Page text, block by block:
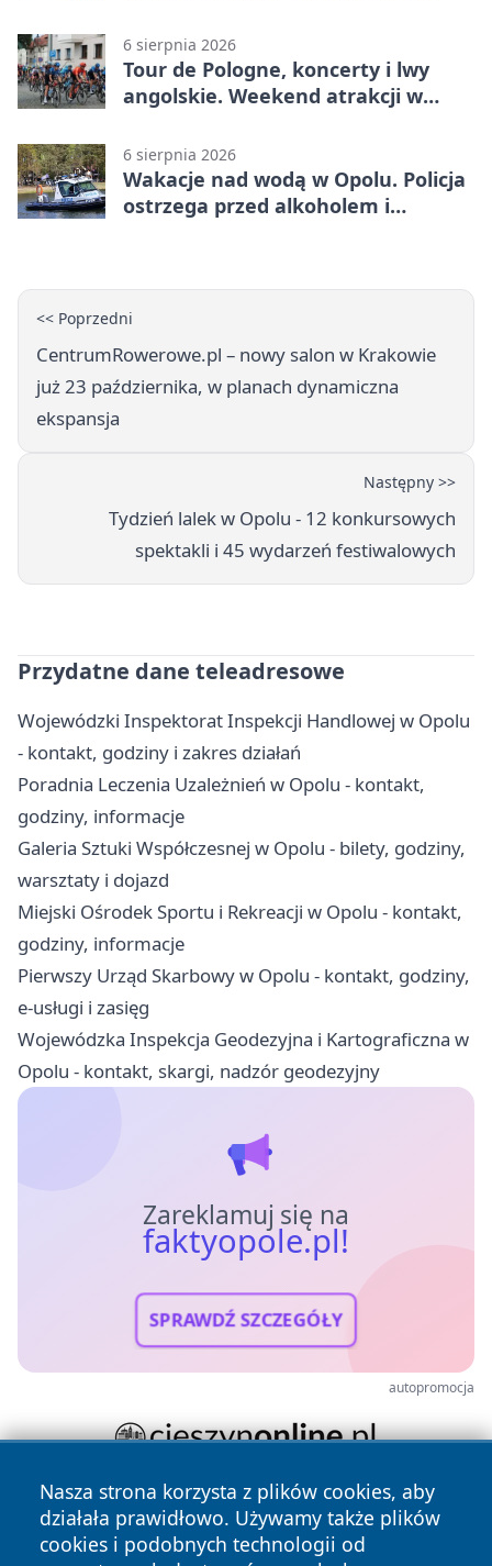
6 sierpnia 2026
Tour de Pologne, koncerty i lwy
angolskie. Weekend atrakcji w
6 sierpnia 2026
Wakacje nad wodą w Opolu. Policja
ostrzega przed alkoholem i
<< Poprzedni
CentrumRowerowe.pl – nowy salon w Krakowie
już 23 października, w planach dynamiczna
ekspansja
Następny >>
Tydzień lalek w Opolu - 12 konkursowych
spektakli i 45 wydarzeń festiwalowych
Przydatne dane teleadresowe
Wojewódzki Inspektorat Inspekcji Handlowej w Opolu
- kontakt, godziny i zakres działań
Poradnia Leczenia Uzależnień w Opolu - kontakt,
godziny, informacje
Galeria Sztuki Współczesnej w Opolu - bilety, godziny,
warsztaty i dojazd
Miejski Ośrodek Sportu i Rekreacji w Opolu - kontakt,
godziny, informacje
Pierwszy Urząd Skarbowy w Opolu - kontakt, godziny,
e-usługi i zasięg
Wojewódzka Inspekcja Geodezyjna i Kartograficzna w
Opolu - kontakt, skargi, nadzór geodezyjny
Zareklamuj się na
faktyopole.pl!
SPRAWDŹ SZCZEGÓŁY
autopromocja
Nasza strona korzysta z plików cookies, aby
działała prawidłowo. Używamy także plików
cookies i podobnych technologii od